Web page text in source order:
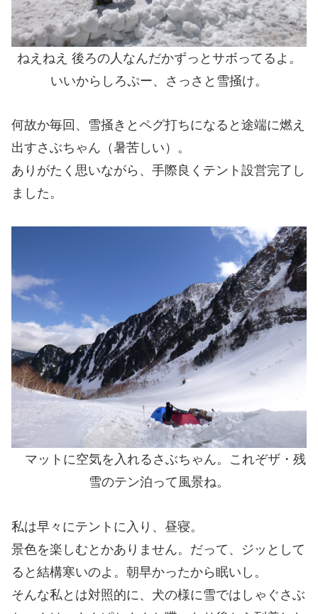
ねえねえ 後ろの人なんだかずっとサボってるよ。
いいからしろぷー、さっさと雪掻け。
何故か毎回、雪掻きとペグ打ちになると途端に燃え
出すさぶちゃん（暑苦しい）。
ありがたく思いながら、手際良くテント設営完了し
ました。
マットに空気を入れるさぶちゃん。これぞザ・残
雪のテン泊って風景ね。
私は早々にテントに入り、昼寝。
景色を楽しむとかありません。だって、ジッとして
ると結構寒いのよ。朝早かったから眠いし。
そんな私とは対照的に、犬の様に雪ではしゃぐさぶ